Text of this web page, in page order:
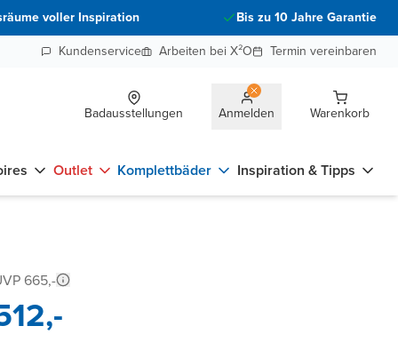
voller Inspiration
Bis zu 10 Jahre Garantie
Kundenservice
Arbeiten bei X²O Termin vereinbaren
Badausstellungen Anmelden Warenkorb
Outlet Komplettbäder Inspiration & Tipps
665,-